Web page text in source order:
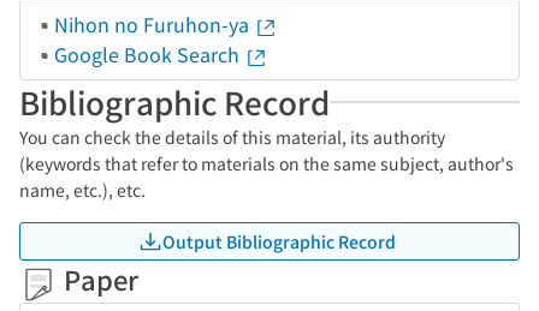
Nihon no Furuhon-ya
Google Book Search
Bibliographic Record
You can check the details of this material, its authority
(keywords that refer to materials on the same subject, author's
name, etc.), etc.
Output Bibliographic Record
Paper